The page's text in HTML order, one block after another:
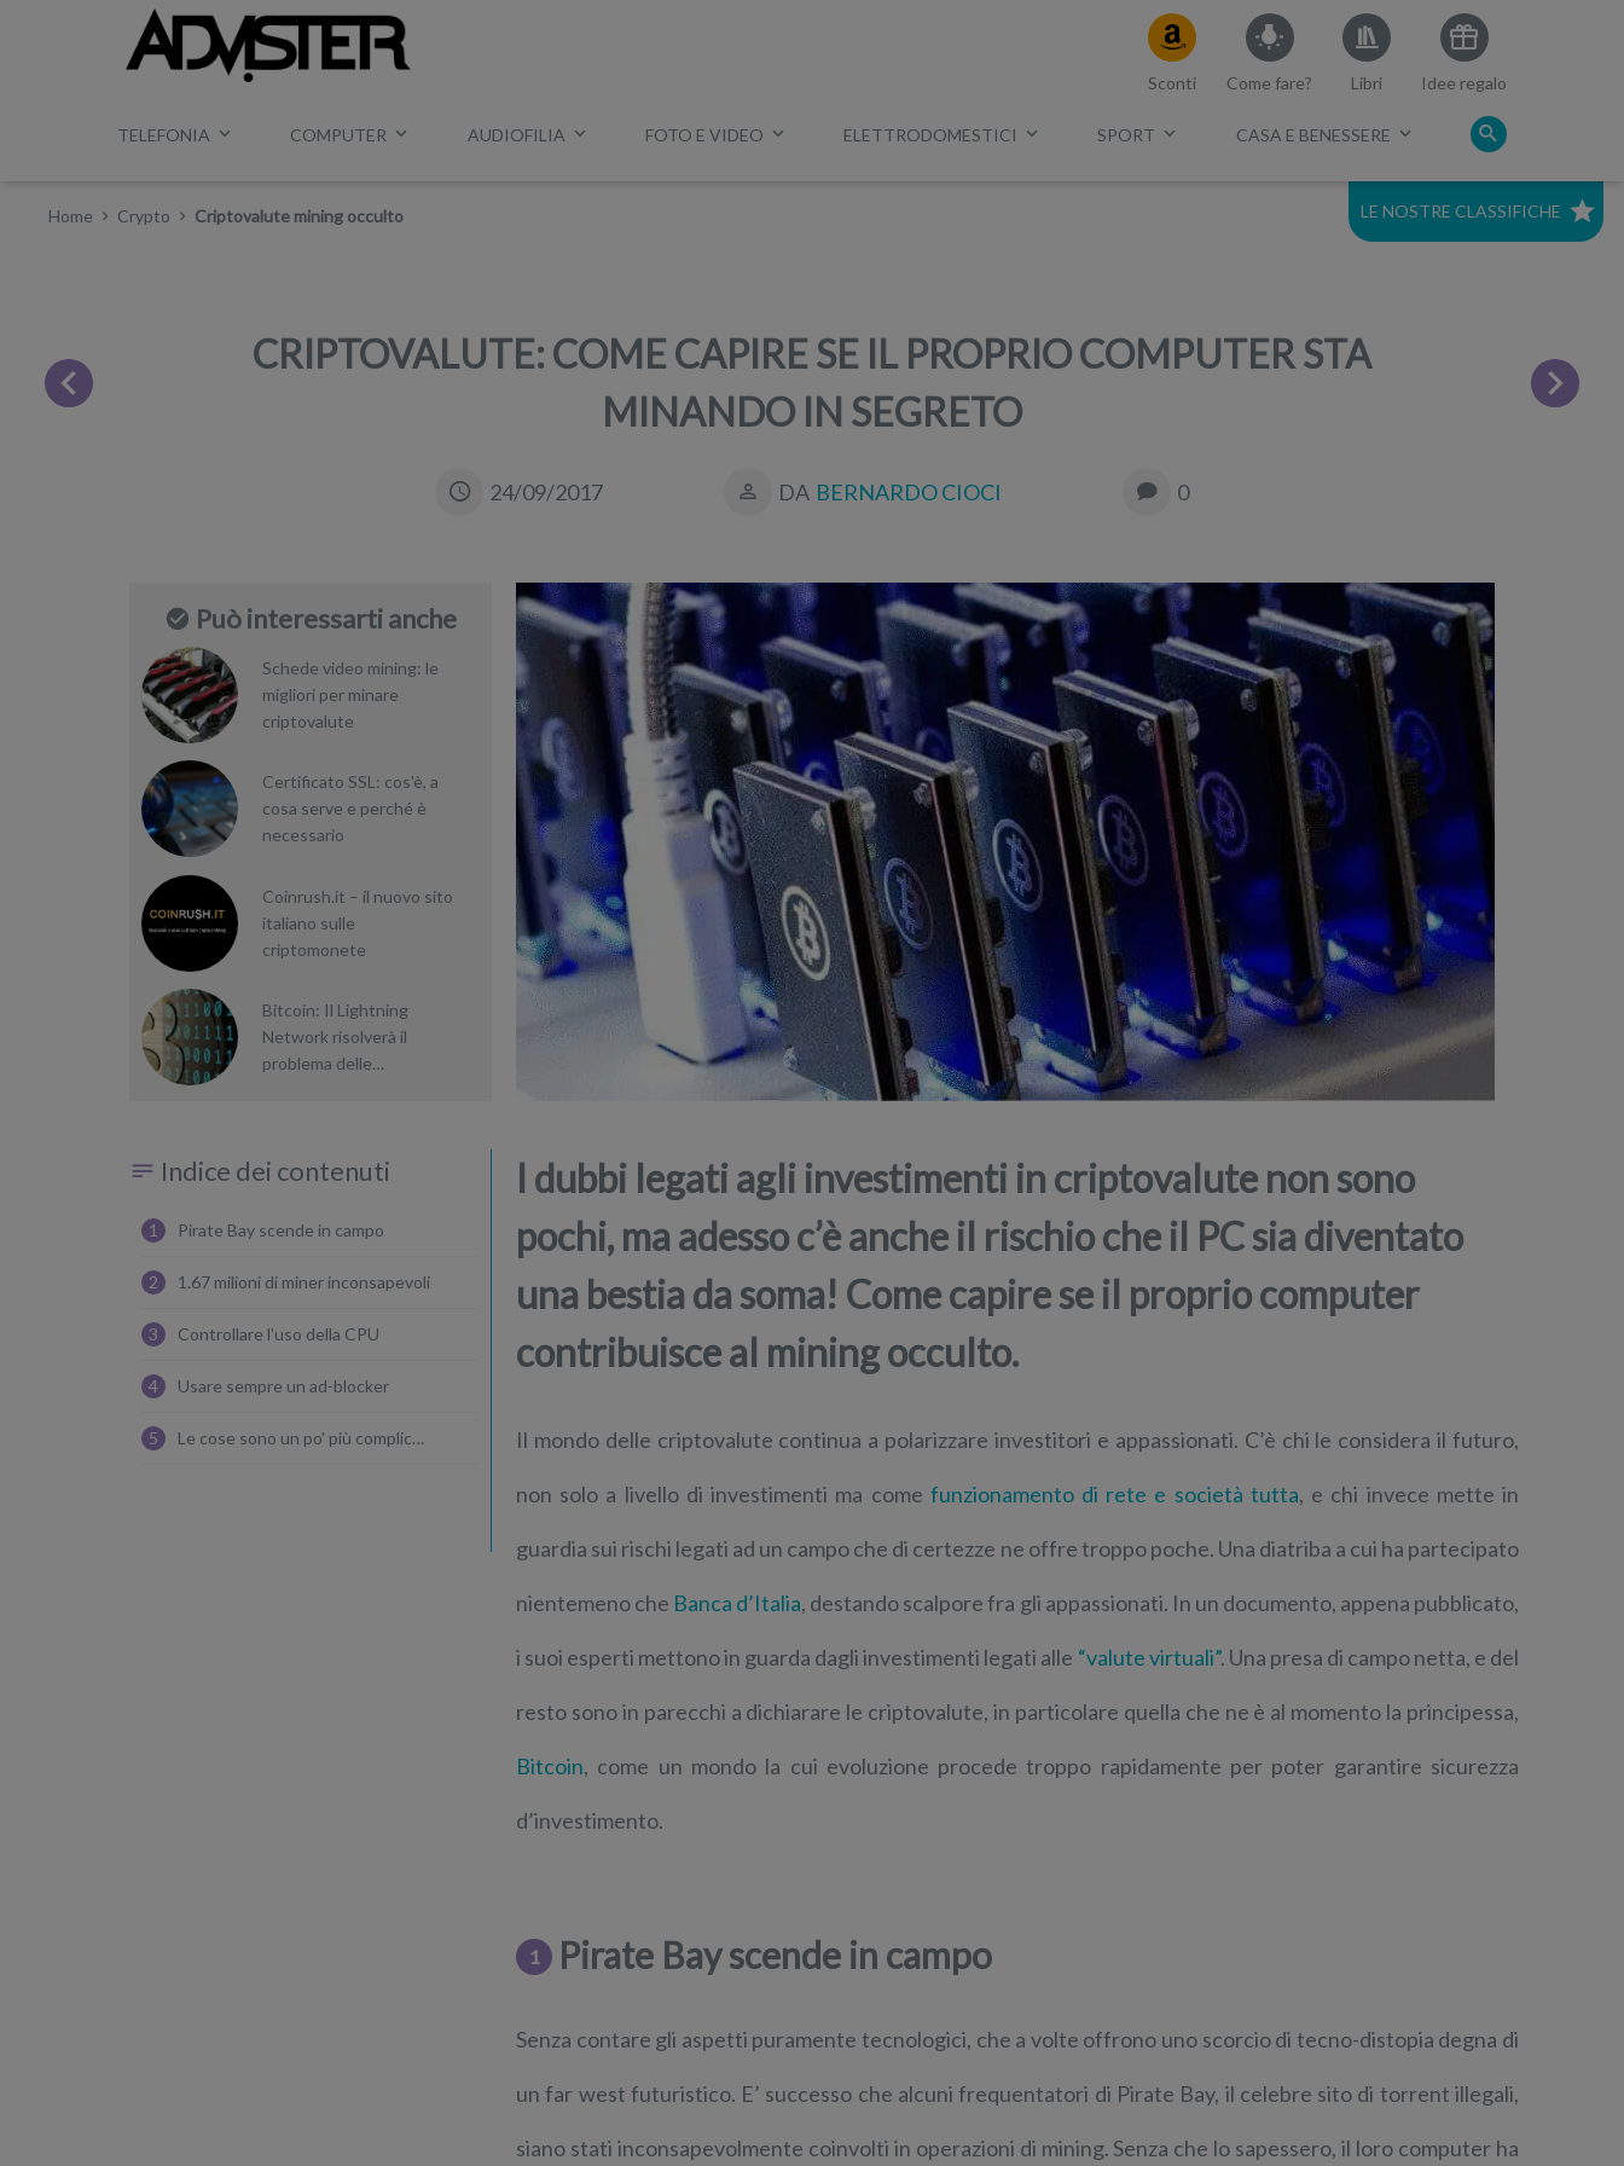
Sconti Come fare? Libri Idee regalo
TELEFONIA COMPUTER AUDIOFILIA FOTO E VIDEO ELETTRODOMESTICI SPORT CASA E BENESSERE
Home Crypto Criptovalute mining occulto LE NOSTRE CLASSIFICHE
CRIPTOVALUTE: COME CAPIRE SE IL PROPRIO COMPUTER STA
MINANDO IN SEGRETO
24/09/2017 DA BERNARDO CIOCI 0
Può interessarti anche
Schede video mining: le
migliori per minare
criptovalute
Certificato SSL: cos'è, a
cosa serve e perché è
necessario
Coinrush.it – il nuovo sito
italiano sulle
criptomonete
Bitcoin: Il Lightning
Network risolverà il
problema delle
Indice dei contenuti
1 Pirate Bay scende in campo
2 1.67 milioni di miner inconsapevoli
3 Controllare l'uso della CPU
4 Usare sempre un ad-blocker
5 Le cose sono un po' più complicate
I dubbi legati agli investimenti in criptovalute non sono
pochi, ma adesso c’è anche il rischio che il PC sia diventato
una bestia da soma! Come capire se il proprio computer
contribuisce al mining occulto.
Il mondo delle criptovalute continua a polarizzare investitori e appassionati. C’è chi le considera il futuro,
non solo a livello di investimenti ma come funzionamento di rete e società tutta, e chi invece mette in
guardia sui rischi legati ad un campo che di certezze ne offre troppo poche. Una diatriba a cui ha partecipato
nientemeno che Banca d’Italia, destando scalpore fra gli appassionati. In un documento, appena pubblicato,
i suoi esperti mettono in guarda dagli investimenti legati alle “valute virtuali”. Una presa di campo netta, e del
resto sono in parecchi a dichiarare le criptovalute, in particolare quella che ne è al momento la principessa,
Bitcoin, come un mondo la cui evoluzione procede troppo rapidamente per poter garantire sicurezza
d’investimento.
1 Pirate Bay scende in campo
Senza contare gli aspetti puramente tecnologici, che a volte offrono uno scorcio di tecno-distopia degna di
un far west futuristico. E’ successo che alcuni frequentatori di Pirate Bay, il celebre sito di torrent illegali,
siano stati inconsapevolmente coinvolti in operazioni di mining. Senza che lo sapessero, il loro computer ha